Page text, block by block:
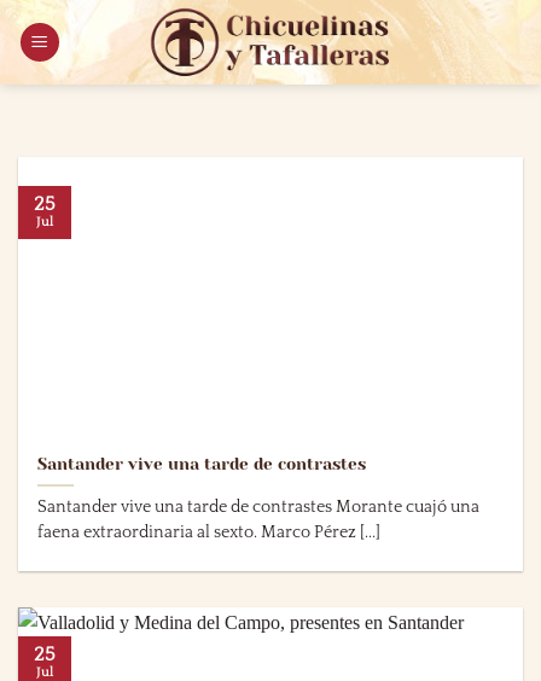
Saltar
contenido
Santander vive una tarde de contrastes
Santander vive una tarde de contrastes Morante cuajó una
faena extraordinaria al sexto. Marco Pérez [...]
25
Jul
25
Jul